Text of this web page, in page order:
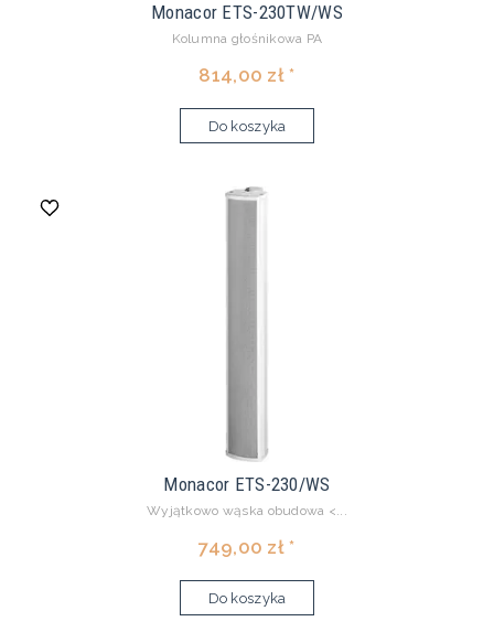
Monacor ETS-230TW/WS
Kolumna głośnikowa PA
814,00 zł *
Do koszyka
Monacor ETS-230/WS
Wyjątkowo wąska obudowa <...
749,00 zł *
Do koszyka